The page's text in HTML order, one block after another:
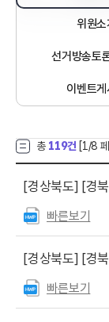
위원소
선거방송토
이벤트
총 119건 [1 /8
[경상북도] [경북
빠른보기
[경상북도] [경북 전
빠른보기